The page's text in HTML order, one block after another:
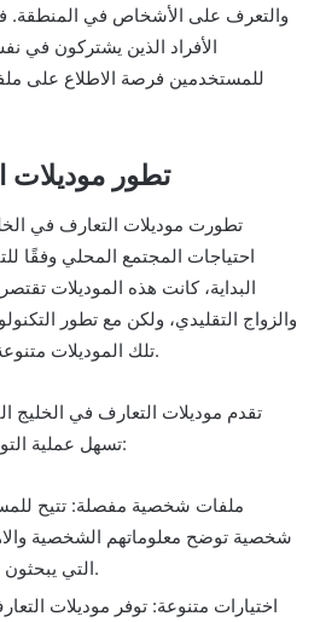
والتعرف على الأشخاص في المنطقة.
الأفراد الذين يشتركون في
للمستخدمين فرصة الاطلاع على
تطور موديلات
تطورت موديلات التعارف في
احتياجات المجتمع المحلي وفقًا
البداية، كانت هذه الموديلات
والزواج التقليدي، ولكن مع تطور
تلك الموديلات متنوعة وشاملة لاحتياجات مختلفة.
تقدم موديلات التعارف في الخليج
تسهل عملية التواصل والتعارف، بما في ذلك:
ملفات شخصية مفصلة: تتيح
شخصية توضح معلوماتهم الشخصية
التي يبحثون عنها في شريك الحياة.
اختيارات متنوعة: توفر موديلات